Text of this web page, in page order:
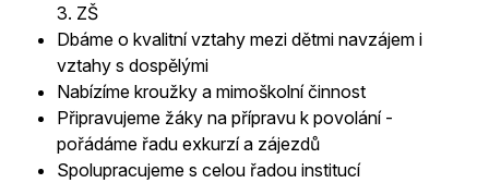
3. ZŠ
Dbáme o kvalitní vztahy mezi dětmi navzájem i
vztahy s dospělými
Nabízíme kroužky a mimoškolní činnost
Připravujeme žáky na přípravu k povolání -
pořádáme řadu exkurzí a zájezdů
Spolupracujeme s celou řadou institucí